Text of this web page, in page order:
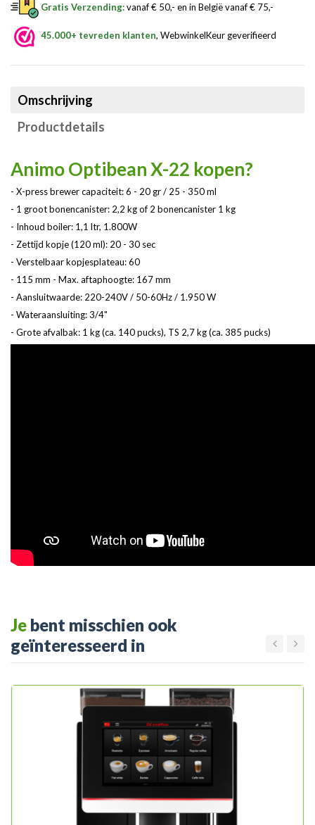
Gratis Verzending:vanaf € 50,- en in België vanaf € 75,-
45.000+ tevreden klanten, WebwinkelKeur geverifieerd
Omschrijving
Productdetails
Animo Optibean X-22 kopen?
- X-press brewer capaciteit: 6 - 20 gr / 25 - 350 ml
- 1 groot bonencanister: 2,2 kg of 2 bonencanister 1 kg
- Inhoud boiler: 1,1 ltr, 1.800W
- Zettijd kopje (120 ml): 20 - 30 sec
- Verstelbaar kopjesplateau: 60
- 115 mm - Max. aftaphoogte: 167 mm
- Aansluitwaarde: 220-240V / 50-60Hz / 1.950 W
- Wateraansluiting: 3/4"
- Grote afvalbak: 1 kg (ca. 140 pucks), TS 2,7 kg (ca. 385 pucks)
Je bent misschien ook
geïnteresseerd in